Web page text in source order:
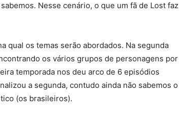
Nesse cenário, o que um fã de Lost faz
qual os temas serão abordados. Na segunda
os vários grupos de personagens por
temporada nos deu arco de 6 episódios
a segunda, contudo ainda não sabemos o
(os brasileiros).